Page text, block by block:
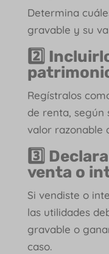
Determina
gravable y su
2️⃣
Regístralos
de renta, según
valor razonable
3️⃣
venta o
Si vendiste o
las utilidades
gravable o
caso.